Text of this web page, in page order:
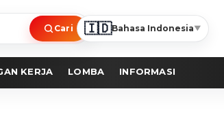
Cari 🇮🇩Bahasa Indonesia▼
KERJA LOMBA INFORMASI